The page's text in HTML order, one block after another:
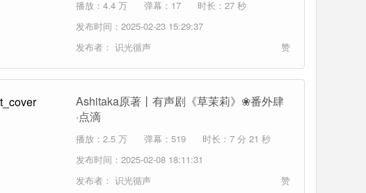
播放：4.4 万 弹幕：17
时长：27 秒
发布时间：2025-02-23 15:29:37
发布者： 识光循声 赞
Ashitaka原著丨有声剧《草茉莉》❀番外肆
·点滴
播放：2.5 万 弹幕：519
时长：7 分 21 秒
发布时间：2025-02-08 18:11:31
发布者： 识光循声 赞